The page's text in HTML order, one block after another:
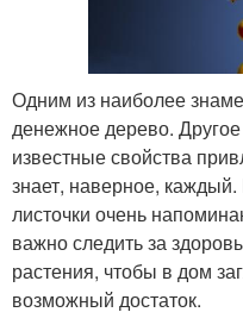
Одним из наиболее
денежное дерево.
известные свойства
знает, наверное,
листочки очень
важно следить за
растения, чтобы в дом
возможный достаток.